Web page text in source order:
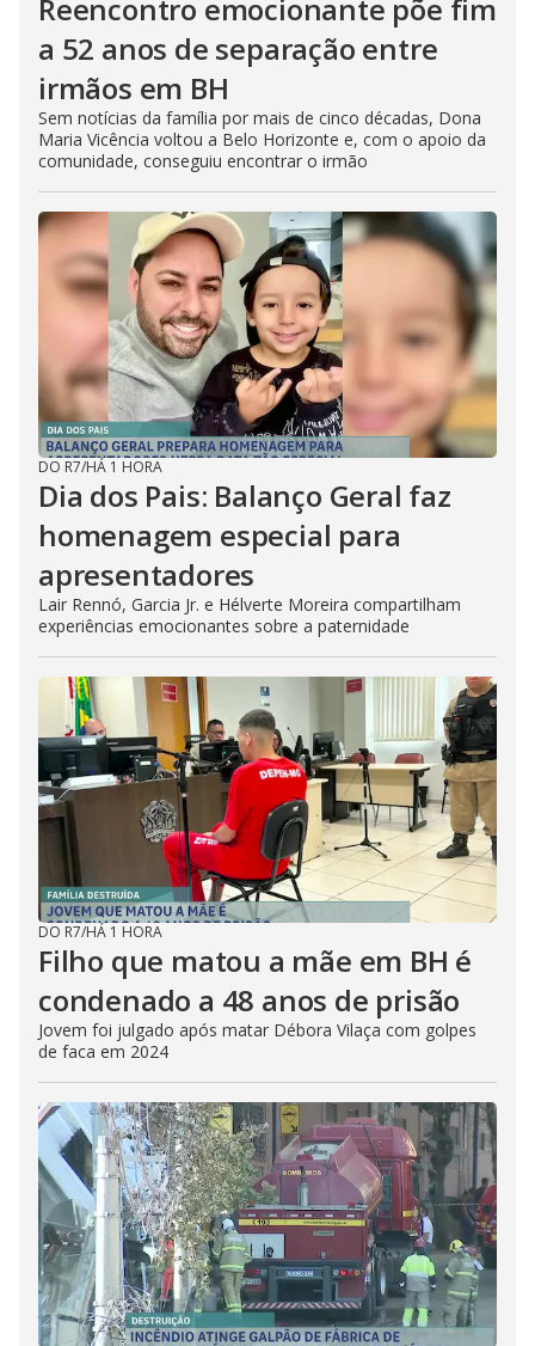
Reencontro emocionante põe fim
a 52 anos de separação entre
irmãos em BH
Sem notícias da família por mais de cinco décadas, Dona
Maria Vicência voltou a Belo Horizonte e, com o apoio da
comunidade, conseguiu encontrar o irmão
DO R7/HÁ 1 HORA
Dia dos Pais: Balanço Geral faz
homenagem especial para
apresentadores
Lair Rennó, Garcia Jr. e Hélverte Moreira compartilham
experiências emocionantes sobre a paternidade
DO R7/HÁ 1 HORA
Filho que matou a mãe em BH é
condenado a 48 anos de prisão
Jovem foi julgado após matar Débora Vilaça com golpes
de faca em 2024